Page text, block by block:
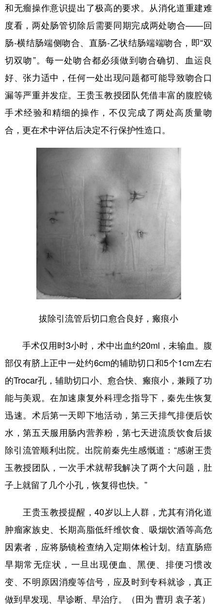
和无瘤操作意识提出了极高的要求。从消化道重建难
度看，两处肠管切除后需要同期完成两处吻合——回
肠-横结肠端侧吻合、直肠-乙状结肠端端吻合，即“双
切双吻”。每一处吻合都必须做到吻合确切、血运良
好、张力适中，任何一处出现问题都可能导致吻合口
漏等严重并发症。王贵玉教授团队凭借丰富的腹腔镜
手术经验和精细的操作，不仅完成了两处高质量吻
合，更在术中评估后决定不行保护性造口。
拔除引流管后切口愈合良好，瘢痕小
手术仅用时3小时，术中出血约20ml，未输血。腹
部仅有脐上正中一处约6cm的辅助切口和5个1cm左右
的Trocar孔，辅助切口小、愈合快、瘢痕小，兼顾了功
能与美观。在加速康复外科理念指导下，秦先生恢复
迅速。术后第一天即下地活动，第三天排气排便后饮
水，第五天服用肠内营养粉，第七天进流质饮食后拔
除引流管顺利出院。出院前秦先生感慨道：“感谢王贵
玉教授团队，一次手术就帮我解决了两个大问题，肚
子上就留了几个小孔，恢复得也快。”
王贵玉教授提醒，40岁以上人群，尤其有消化道
肿瘤家族史、长期高脂低纤维饮食、吸烟饮酒等高危
因素者，应将肠镜检查纳入定期体检计划。结直肠癌
早期常无症状，一旦出现便血、黑便、排便习惯改
变、不明原因消瘦等信号，应及时到专科就诊，真正
做到早发现、早诊断、早治疗。（田为 曹玥 袁子茗）